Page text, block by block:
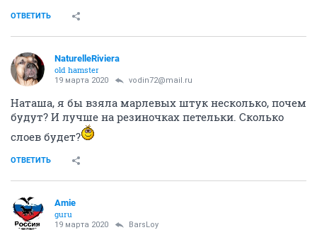
ОТВЕТИТЬ
NaturelleRiviera
old hamster
19 марта 2020 vodin72@mail.ru
Наташа, я бы взяла марлевых штук несколько, почем
будут? И лучше на резиночках петельки. Сколько
слоев будет?
ОТВЕТИТЬ
Amie
guru
19 марта 2020 BarsLoy